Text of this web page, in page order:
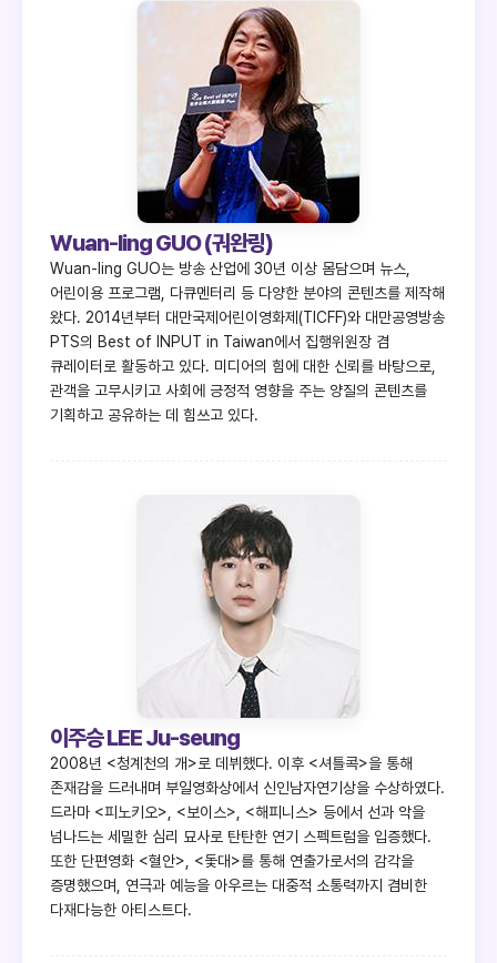
Wuan-ling GUO (궈완링)
Wuan-ling GUO는 방송 산업에 30년 이상 몸담으며 뉴스,
어린이용 프로그램, 다큐멘터리 등 다양한 분야의 콘텐츠를 제작해
왔다. 2014년부터 대만국제어린이영화제(TICFF)와 대만공영방송
PTS의 Best of INPUT in Taiwan에서 집행위원장 겸
큐레이터로 활동하고 있다. 미디어의 힘에 대한 신뢰를 바탕으로,
관객을 고무시키고 사회에 긍정적 영향을 주는 양질의 콘텐츠를
기획하고 공유하는 데 힘쓰고 있다.
이주승 LEE Ju-seung
2008년 <청계천의 개>로 데뷔했다. 이후 <셔틀콕>을 통해
존재감을 드러내며 부일영화상에서 신인남자연기상을 수상하였다.
드라마 <피노키오>, <보이스>, <해피니스> 등에서 선과 악을
넘나드는 세밀한 심리 묘사로 탄탄한 연기 스펙트럼을 입증했다.
또한 단편영화 <혈안>, <돛대>를 통해 연출가로서의 감각을
증명했으며, 연극과 예능을 아우르는 대중적 소통력까지 겸비한
다재다능한 아티스트다.